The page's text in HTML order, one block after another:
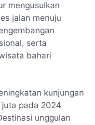
mengusulkan
jalan menuju
serta
bahari
kunjungan
pada 2024
unggulan